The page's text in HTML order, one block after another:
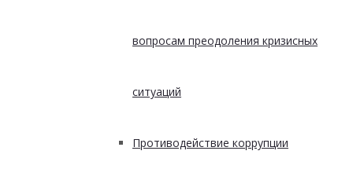
вопросам преодоления кризисных
ситуаций
Противодействие коррупции